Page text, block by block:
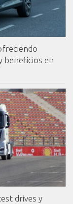
beneficios en
drives y